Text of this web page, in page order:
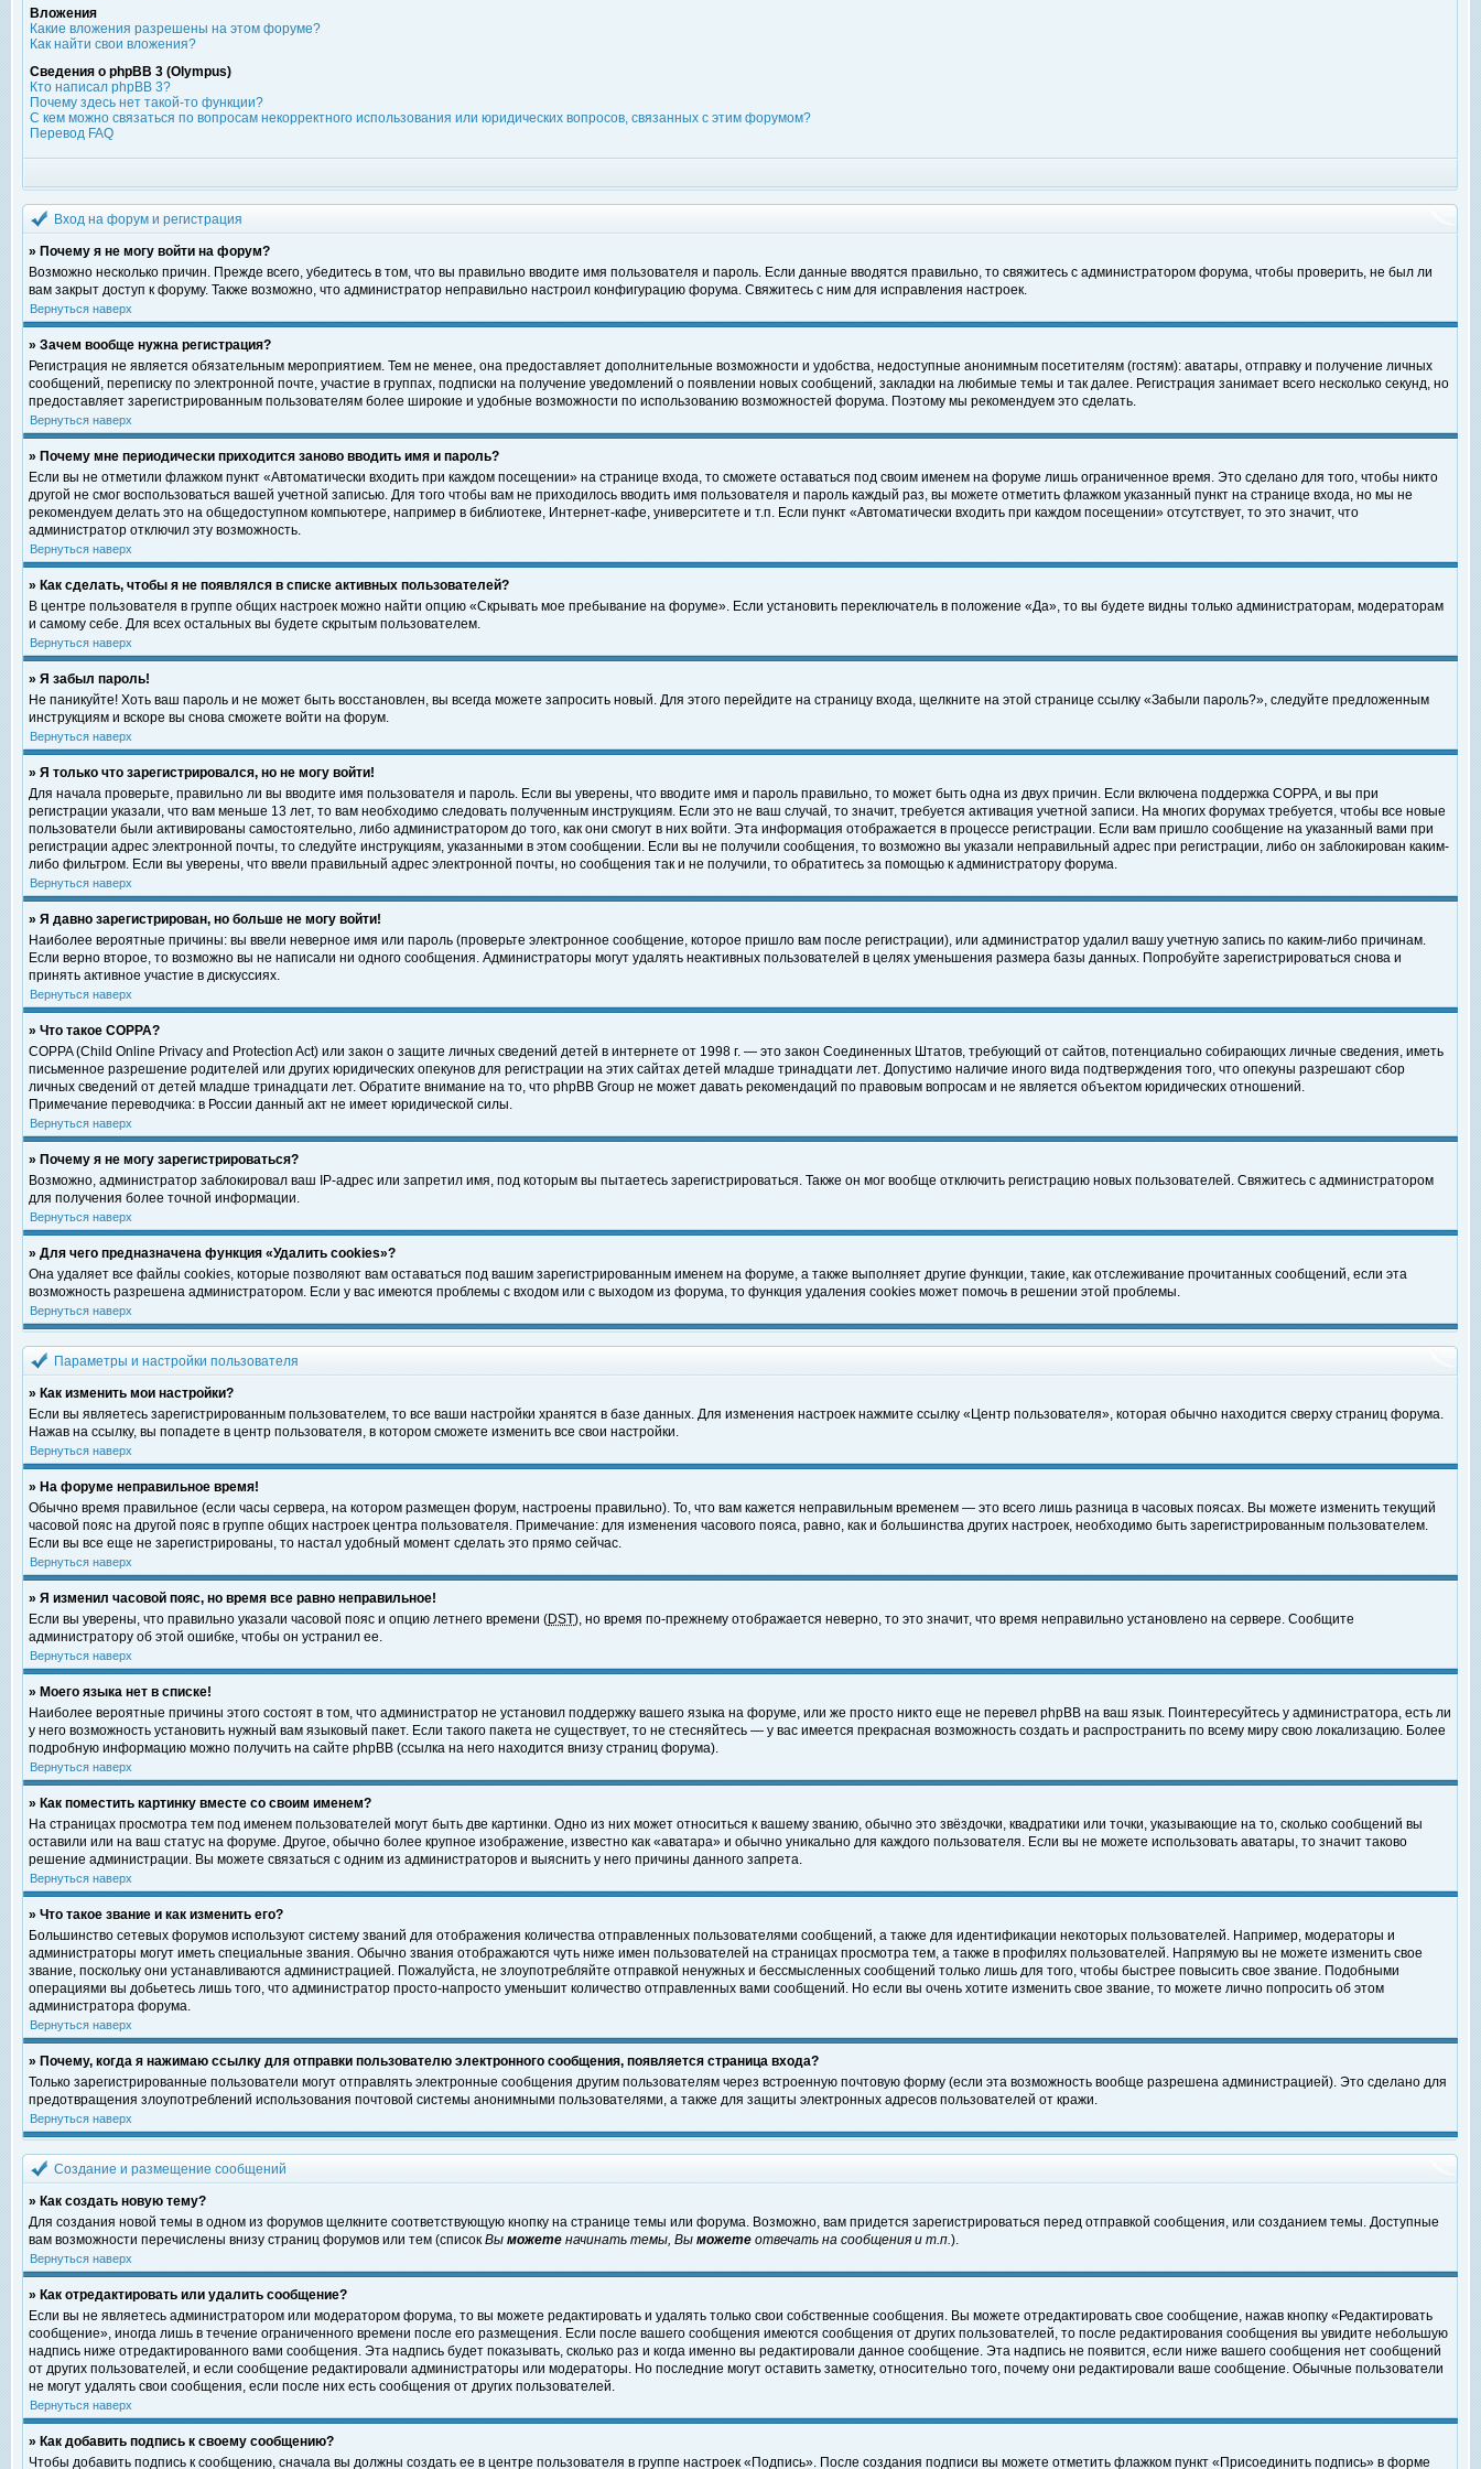
Вложения
Какие вложения разрешены на этом форуме?
Как найти свои вложения?
Сведения о phpBB 3 (Olympus)
Кто написал phpBB 3?
Почему здесь нет такой-то функции?
С кем можно связаться по вопросам некорректного использования или юридических вопросов, связанных с этим форумом?
Перевод FAQ
Вход на форум и регистрация
» Почему я не могу войти на форум?
Возможно несколько причин. Прежде всего, убедитесь в том, что вы правильно вводите имя пользователя и пароль. Если данные вводятся правильно, то свяжитесь с администратором форума, чтобы проверить, не был ли
вам закрыт доступ к форуму. Также возможно, что администратор неправильно настроил конфигурацию форума. Свяжитесь с ним для исправления настроек.
Вернуться наверх
» Зачем вообще нужна регистрация?
Регистрация не является обязательным мероприятием. Тем не менее, она предоставляет дополнительные возможности и удобства, недоступные анонимным посетителям (гостям): аватары, отправку и получение личных
сообщений, переписку по электронной почте, участие в группах, подписки на получение уведомлений о появлении новых сообщений, закладки на любимые темы и так далее. Регистрация занимает всего несколько секунд, но
предоставляет зарегистрированным пользователям более широкие и удобные возможности по использованию возможностей форума. Поэтому мы рекомендуем это сделать.
Вернуться наверх
» Почему мне периодически приходится заново вводить имя и пароль?
Если вы не отметили флажком пункт «Автоматически входить при каждом посещении» на странице входа, то сможете оставаться под своим именем на форуме лишь ограниченное время. Это сделано для того, чтобы никто
другой не смог воспользоваться вашей учетной записью. Для того чтобы вам не приходилось вводить имя пользователя и пароль каждый раз, вы можете отметить флажком указанный пункт на странице входа, но мы не
рекомендуем делать это на общедоступном компьютере, например в библиотеке, Интернет-кафе, университете и т.п. Если пункт «Автоматически входить при каждом посещении» отсутствует, то это значит, что
администратор отключил эту возможность.
Вернуться наверх
» Как сделать, чтобы я не появлялся в списке активных пользователей?
В центре пользователя в группе общих настроек можно найти опцию «Скрывать мое пребывание на форуме». Если установить переключатель в положение «Да», то вы будете видны только администраторам, модераторам
и самому себе. Для всех остальных вы будете скрытым пользователем.
Вернуться наверх
» Я забыл пароль!
Не паникуйте! Хоть ваш пароль и не может быть восстановлен, вы всегда можете запросить новый. Для этого перейдите на страницу входа, щелкните на этой странице ссылку «Забыли пароль?», следуйте предложенным
инструкциям и вскоре вы снова сможете войти на форум.
Вернуться наверх
» Я только что зарегистрировался, но не могу войти!
Для начала проверьте, правильно ли вы вводите имя пользователя и пароль. Если вы уверены, что вводите имя и пароль правильно, то может быть одна из двух причин. Если включена поддержка COPPA, и вы при
регистрации указали, что вам меньше 13 лет, то вам необходимо следовать полученным инструкциям. Если это не ваш случай, то значит, требуется активация учетной записи. На многих форумах требуется, чтобы все новые
пользователи были активированы самостоятельно, либо администратором до того, как они смогут в них войти. Эта информация отображается в процессе регистрации. Если вам пришло сообщение на указанный вами при
регистрации адрес электронной почты, то следуйте инструкциям, указанными в этом сообщении. Если вы не получили сообщения, то возможно вы указали неправильный адрес при регистрации, либо он заблокирован каким-
либо фильтром. Если вы уверены, что ввели правильный адрес электронной почты, но сообщения так и не получили, то обратитесь за помощью к администратору форума.
Вернуться наверх
» Я давно зарегистрирован, но больше не могу войти!
Наиболее вероятные причины: вы ввели неверное имя или пароль (проверьте электронное сообщение, которое пришло вам после регистрации), или администратор удалил вашу учетную запись по каким-либо причинам.
Если верно второе, то возможно вы не написали ни одного сообщения. Администраторы могут удалять неактивных пользователей в целях уменьшения размера базы данных. Попробуйте зарегистрироваться снова и
принять активное участие в дискуссиях.
Вернуться наверх
» Что такое COPPA?
COPPA (Child Online Privacy and Protection Act) или закон о защите личных сведений детей в интернете от 1998 г. — это закон Соединенных Штатов, требующий от сайтов, потенциально собирающих личные сведения, иметь
письменное разрешение родителей или других юридических опекунов для регистрации на этих сайтах детей младше тринадцати лет. Допустимо наличие иного вида подтверждения того, что опекуны разрешают сбор
личных сведений от детей младше тринадцати лет. Обратите внимание на то, что phpBB Group не может давать рекомендаций по правовым вопросам и не является объектом юридических отношений.
Примечание переводчика: в России данный акт не имеет юридической силы.
Вернуться наверх
» Почему я не могу зарегистрироваться?
Возможно, администратор заблокировал ваш IP-адрес или запретил имя, под которым вы пытаетесь зарегистрироваться. Также он мог вообще отключить регистрацию новых пользователей. Свяжитесь с администратором
для получения более точной информации.
Вернуться наверх
» Для чего предназначена функция «Удалить cookies»?
Она удаляет все файлы cookies, которые позволяют вам оставаться под вашим зарегистрированным именем на форуме, а также выполняет другие функции, такие, как отслеживание прочитанных сообщений, если эта
возможность разрешена администратором. Если у вас имеются проблемы с входом или с выходом из форума, то функция удаления cookies может помочь в решении этой проблемы.
Вернуться наверх
Параметры и настройки пользователя
» Как изменить мои настройки?
Если вы являетесь зарегистрированным пользователем, то все ваши настройки хранятся в базе данных. Для изменения настроек нажмите ссылку «Центр пользователя», которая обычно находится сверху страниц форума.
Нажав на ссылку, вы попадете в центр пользователя, в котором сможете изменить все свои настройки.
Вернуться наверх
» На форуме неправильное время!
Обычно время правильное (если часы сервера, на котором размещен форум, настроены правильно). То, что вам кажется неправильным временем — это всего лишь разница в часовых поясах. Вы можете изменить текущий
часовой пояс на другой пояс в группе общих настроек центра пользователя. Примечание: для изменения часового пояса, равно, как и большинства других настроек, необходимо быть зарегистрированным пользователем.
Если вы все еще не зарегистрированы, то настал удобный момент сделать это прямо сейчас.
Вернуться наверх
» Я изменил часовой пояс, но время все равно неправильное!
Если вы уверены, что правильно указали часовой пояс и опцию летнего времени (DST), но время по-прежнему отображается неверно, то это значит, что время неправильно установлено на сервере. Сообщите
администратору об этой ошибке, чтобы он устранил ее.
Вернуться наверх
» Моего языка нет в списке!
Наиболее вероятные причины этого состоят в том, что администратор не установил поддержку вашего языка на форуме, или же просто никто еще не перевел phpBB на ваш язык. Поинтересуйтесь у администратора, есть ли
у него возможность установить нужный вам языковый пакет. Если такого пакета не существует, то не стесняйтесь — у вас имеется прекрасная возможность создать и распространить по всему миру свою локализацию. Более
подробную информацию можно получить на сайте phpBB (ссылка на него находится внизу страниц форума).
Вернуться наверх
» Как поместить картинку вместе со своим именем?
На страницах просмотра тем под именем пользователей могут быть две картинки. Одно из них может относиться к вашему званию, обычно это звёздочки, квадратики или точки, указывающие на то, сколько сообщений вы
оставили или на ваш статус на форуме. Другое, обычно более крупное изображение, известно как «аватара» и обычно уникально для каждого пользователя. Если вы не можете использовать аватары, то значит таково
решение администрации. Вы можете связаться с одним из администраторов и выяснить у него причины данного запрета.
Вернуться наверх
» Что такое звание и как изменить его?
Большинство сетевых форумов используют систему званий для отображения количества отправленных пользователями сообщений, а также для идентификации некоторых пользователей. Например, модераторы и
администраторы могут иметь специальные звания. Обычно звания отображаются чуть ниже имен пользователей на страницах просмотра тем, а также в профилях пользователей. Напрямую вы не можете изменить свое
звание, поскольку они устанавливаются администрацией. Пожалуйста, не злоупотребляйте отправкой ненужных и бессмысленных сообщений только лишь для того, чтобы быстрее повысить свое звание. Подобными
операциями вы добьетесь лишь того, что администратор просто-напросто уменьшит количество отправленных вами сообщений. Но если вы очень хотите изменить свое звание, то можете лично попросить об этом
администратора форума.
Вернуться наверх
» Почему, когда я нажимаю ссылку для отправки пользователю электронного сообщения, появляется страница входа?
Только зарегистрированные пользователи могут отправлять электронные сообщения другим пользователям через встроенную почтовую форму (если эта возможность вообще разрешена администрацией). Это сделано для
предотвращения злоупотреблений использования почтовой системы анонимными пользователями, а также для защиты электронных адресов пользователей от кражи.
Вернуться наверх
Создание и размещение сообщений
» Как создать новую тему?
Для создания новой темы в одном из форумов щелкните соответствующую кнопку на странице темы или форума. Возможно, вам придется зарегистрироваться перед отправкой сообщения, или созданием темы. Доступные
вам возможности перечислены внизу страниц форумов или тем (список Вы можете начинать темы, Вы можете отвечать на сообщения и т.п.).
Вернуться наверх
» Как отредактировать или удалить сообщение?
Если вы не являетесь администратором или модератором форума, то вы можете редактировать и удалять только свои собственные сообщения. Вы можете отредактировать свое сообщение, нажав кнопку «Редактировать
сообщение», иногда лишь в течение ограниченного времени после его размещения. Если после вашего сообщения имеются сообщения от других пользователей, то после редактирования сообщения вы увидите небольшую
надпись ниже отредактированного вами сообщения. Эта надпись будет показывать, сколько раз и когда именно вы редактировали данное сообщение. Эта надпись не появится, если ниже вашего сообщения нет сообщений
от других пользователей, и если сообщение редактировали администраторы или модераторы. Но последние могут оставить заметку, относительно того, почему они редактировали ваше сообщение. Обычные пользователи
не могут удалять свои сообщения, если после них есть сообщения от других пользователей.
Вернуться наверх
» Как добавить подпись к своему сообщению?
Чтобы добавить подпись к сообщению, сначала вы должны создать ее в центре пользователя в группе настроек «Подпись». После создания подписи вы можете отметить флажком пункт «Присоединить подпись» в форме